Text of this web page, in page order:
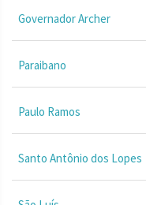
Governador Archer
Paraibano
Paulo Ramos
Santo Antônio dos Lopes